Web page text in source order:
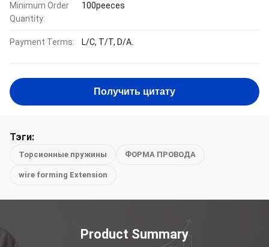
Minimum Order
Quantity:
100peeces
Payment Terms: L/C, T/T, D/A.
Получить цитату
Тэги:
Торсионные пружины ФОРМА ПРОВОДА
wire forming Extension
Product Summary